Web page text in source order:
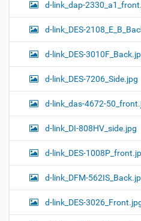
d-link_dap-
d-link_DES-
d-link_DES-
d-link_DES-7206_Side.jpg
d-link_das-4672-
d-link_DI-808HV_side.jpg
d-link_DES-
d-link_DFM-
d-link_DES-